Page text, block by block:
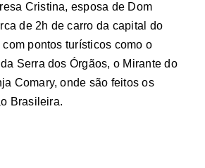
Cristina, esposa de Dom
de 2h de carro da capital do
pontos turísticos como o
Serra dos Órgãos, o Mirante do
Comary, onde são feitos os
Brasileira.